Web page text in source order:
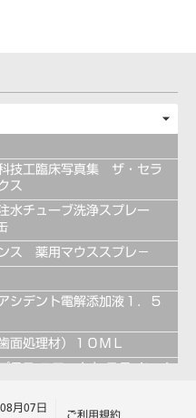
技工臨床写真集 ザ・セラ
ス
水チューブ洗浄スプレー
ス 薬用マウススプレ－
シデント電解添加液１．５
面処理材）１０ＭＬ
ラス エフェクト ステインペ
月07日